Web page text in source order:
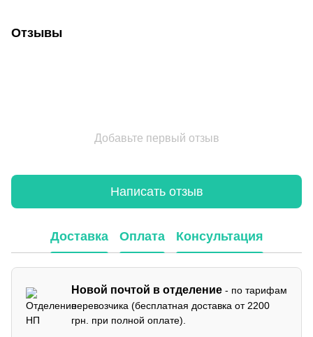
Отзывы
Добавьте первый отзыв
Написать отзыв
Доставка Оплата Консультация
Новой почтой в отделение - по тарифам
перевозчика (бесплатная доставка от 2200
грн. при полной оплате).